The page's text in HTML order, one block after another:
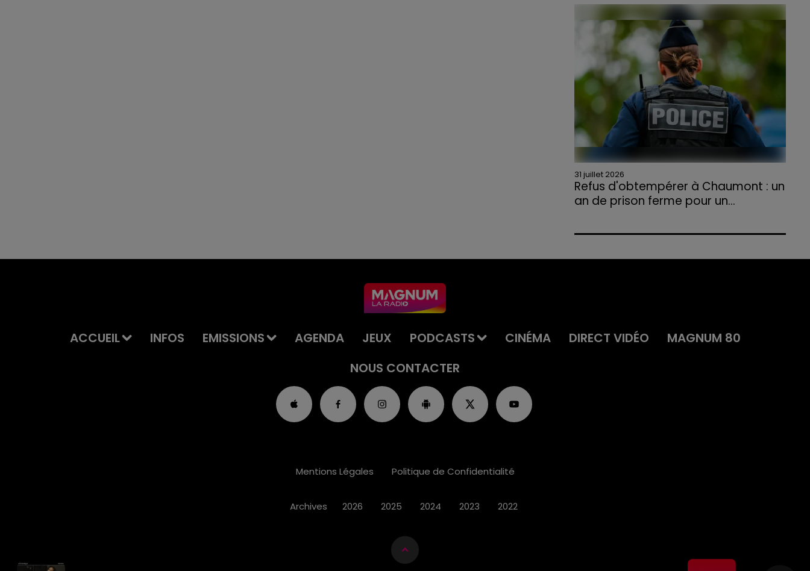
départs de feu, la Chambre d'agriculture
des Vosges a lancé un appel aux
agriculteurs volontaires pour venir en aide...
31 juillet 2026
Refus d'obtempérer à Chaumont : un
an de prison ferme pour un...
l'annulation de son permis et la confiscation
ACCUEIL INFOS EMISSIONS AGENDA JEUX PODCASTS CINÉMA DIRECT VIDÉO
MAGNUM 80
NOUS CONTACTER
Mentions Légales Politique de Confidentialité
Archives 2026 2025 2024 2023 2022